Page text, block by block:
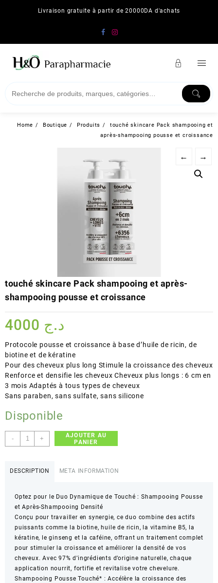
Livraison gratuite à partir de 20000DA d'achats
Home Boutique Produits
touché skincare Pack shampooing et
après-shampooing pousse et croissance
← →
touché skincare Pack shampooing et après-
shampooing pousse et croissance
د.ج
Protocole pousse et croissance à base d’huile de ricin, de
biotine et de kératine
Pour des cheveux plus long Stimule la croissance des cheveux
Renforce et densifie les cheveux Cheveux plus longs : 6 cm en
3 mois Adaptés à tous types de cheveux
Sans paraben, sans sulfate, sans silicone
Disponible
-
quantité
de
et
après-
shampooing
pousse
et
croissance
+
AJOUTER AU
PANIER
DESCRIPTION META INFORMATION
Optez pour le Duo Dynamique de Touché : Shampooing Pousse
et Après-Shampooing Densité
Conçu pour travailler en synergie, ce duo combine des actifs
puissants comme la biotine, huile de ricin, la vitamine B5, la
kératine, le ginseng et la caféine, offrant un traitement complet
pour stimuler la croissance et améliorer la densité de vos
cheveux. Avec 97% d’ingrédients d’origine naturelle, chaque
application nourrit, fortifie et revitalise votre chevelure.
Shampooing Pousse Touché* : Accélère la croissance des